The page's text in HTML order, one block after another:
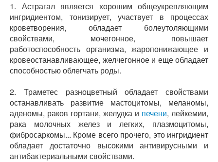
1. Астрагал является хорошим общеукрепляющим
ингридиентом, тонизирует, участвует в процессах
кроветворения, обладает болеутоляющими
свойствами, мочегонное, повышает
работоспособность организма, жаропонижающее и
кровеостанавливающее, желчегонное и еще обладает
способностью облегчать роды.
2. Траметес разноцветный обладает свойствами
останавливать развитие мастоцитомы, меланомы,
аденомы, раков гортани, желудка и печени, лейкемии,
рака молочных желез и легких, плазмоцитомы,
фибросаркомы... Кроме всего прочего, это ингридиент
обладает достаточно высокими антивирусными и
антибактериальными свойствами.